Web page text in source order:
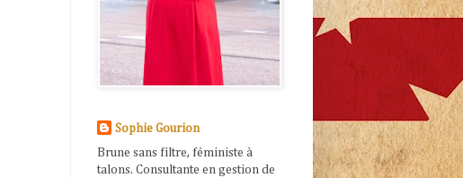
Sophie Gourion
Brune sans filtre, féministe à
talons. Consultante en gestion de